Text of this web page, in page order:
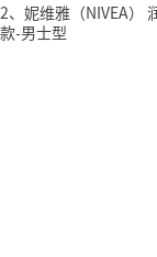
2、妮维雅（NIVEA）
款-男士型